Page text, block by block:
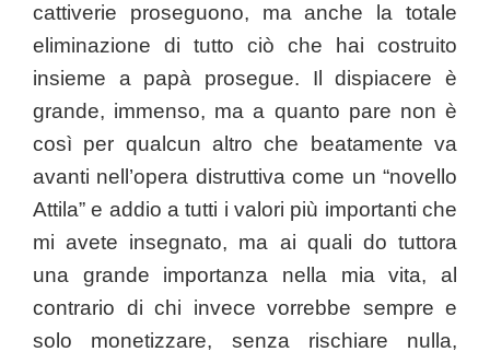
cattiverie proseguono, ma anche la totale
eliminazione di tutto ciò che hai costruito
insieme a papà prosegue. Il dispiacere è
grande, immenso, ma a quanto pare non è
così per qualcun altro che beatamente va
avanti nell’opera distruttiva come un “novello
Attila” e addio a tutti i valori più importanti che
mi avete insegnato, ma ai quali do tuttora
una grande importanza nella mia vita, al
contrario di chi invece vorrebbe sempre e
solo monetizzare, senza rischiare nulla,